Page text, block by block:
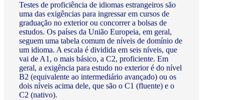
Testes de proficiência de idiomas estrangeiros são
uma das exigências para ingressar em cursos de
graduação no exterior ou concorrer a bolsas de
estudos. Os países da União Europeia, em geral,
seguem uma tabela comum de níveis de domínio de
um idioma. A escala é dividida em seis níveis, que
vai de A1, o mais básico, a C2, proficiente. Em
geral, a exigência para estudo no exterior é do nível
B2 (equivalente ao intermediário avançado) ou os
dois níveis acima dele, que são o C1 (fluente) e o
C2 (nativo).